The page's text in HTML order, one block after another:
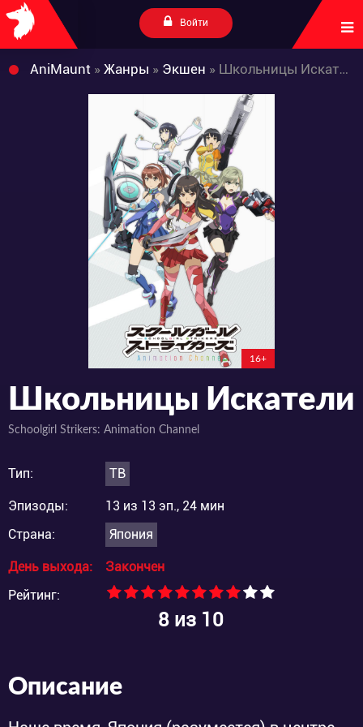
Войти
AniMaunt » Жанры » Экшен » Школьницы Искатели
16+
Школьницы Искатели
Schoolgirl Strikers: Animation Channel
Тип: ТВ
Эпизоды:
13 из 13 эп., 24 мин
Страна:
Япония
День выхода:
Закончен
Рейтинг:
8из 10
Описание